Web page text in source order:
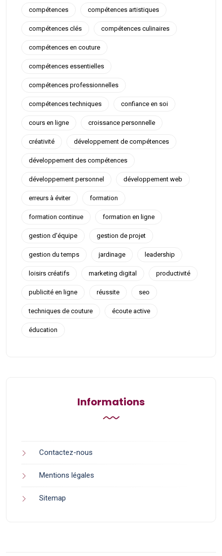
compétences compétences artistiques
compétences clés compétences culinaires
compétences en couture
compétences essentielles
compétences professionnelles
compétences techniques confiance en soi
cours en ligne croissance personnelle
créativité développement de compétences
développement des compétences
développement personnel développement web
erreurs à éviter formation
formation continue formation en ligne
gestion d'équipe gestion de projet
gestion du temps jardinage leadership
loisirs créatifs marketing digital productivité
publicité en ligne réussite seo
techniques de couture écoute active
éducation
Informations
Contactez-nous
Mentions légales
Sitemap